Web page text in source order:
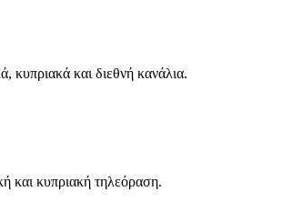
κυπριακά και διεθνή κανάλια.
και κυπριακή τηλεόραση.